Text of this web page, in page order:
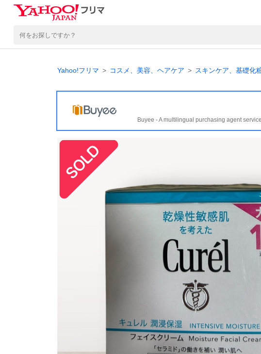
Yahoo!フリマ コスメ、美容、ヘアケア スキンケア、基礎化
Buyee - A multilingual purchasing agent